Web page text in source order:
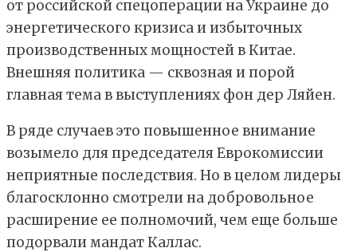
от российской спецоперации на Украине до
энергетического кризиса и избыточных
производственных мощностей в Китае.
Внешняя политика — сквозная и порой
главная тема в выступлениях фон дер Ляйен.
В ряде случаев это повышенное внимание
возымело для председателя Еврокомиссии
неприятные последствия. Но в целом лидеры
благосклонно смотрели на добровольное
расширение ее полномочий, чем еще больше
подорвали мандат Каллас.